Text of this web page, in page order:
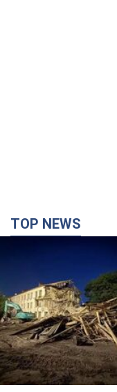
Киево-
"монстром"?
отказались
небоскреба
Какая реакция
43 хвилини тому 3,1
Российская